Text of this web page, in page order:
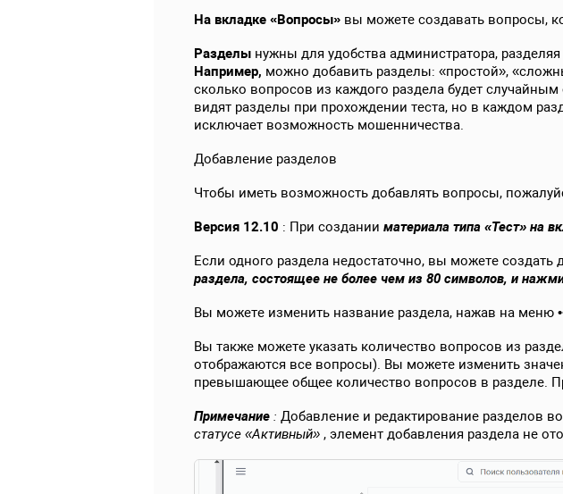
На вкладке «Вопросы» вы можете создавать вопросы,
Разделы нужны для удобства администратора,
Например, можно добавить разделы: «простой»,
сколько вопросов из каждого раздела будет
видят разделы при прохождении теста, но в каждом
исключает возможность мошенничества.
Добавление разделов
Чтобы иметь возможность добавлять вопросы,
Версия 12.10 : При создании материала типа «Тест» на
Если одного раздела недостаточно, вы можете
раздела, состоящее не более чем из 80 символов, и
Вы можете изменить название раздела, нажав на меню
Вы также можете указать количество вопросов из
отображаются все вопросы). Вы можете изменить
превышающее общее количество вопросов в разделе.
Примечание : Добавление и редактирование разделов
статусе «Активный» , элемент добавления раздела не